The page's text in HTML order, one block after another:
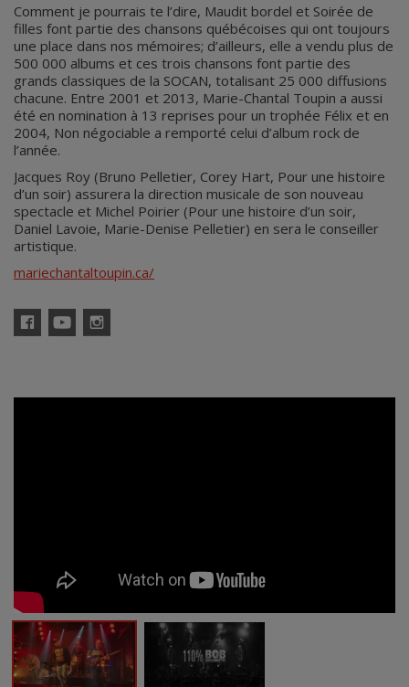
Comment je pourrais te l’dire, Maudit bordel et Soirée de
filles font partie des chansons québécoises qui ont toujours
une place dans nos mémoires; d’ailleurs, elle a vendu plus de
500 000 albums et ces trois chansons font partie des
grands classiques de la SOCAN, totalisant 25 000 diffusions
chacune. Entre 2001 et 2013, Marie-Chantal Toupin a aussi
été en nomination à 13 reprises pour un trophée Félix et en
2004, Non négociable a remporté celui d’album rock de
l’année.
Jacques Roy (Bruno Pelletier, Corey Hart, Pour une histoire
d’un soir) assurera la direction musicale de son nouveau
spectacle et Michel Poirier (Pour une histoire d’un soir,
Daniel Lavoie, Marie-Denise Pelletier) en sera le conseiller
artistique.
mariechantaltoupin.ca/
FacebookYouTubeInstagram